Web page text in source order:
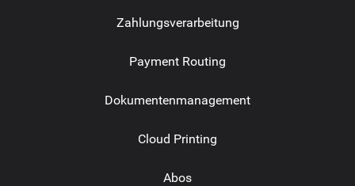
Zahlungsverarbeitung
Payment Routing
Dokumentenmanagement
Cloud Printing
Abos